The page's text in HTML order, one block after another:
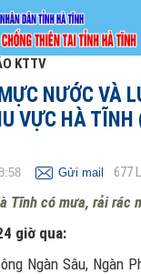
KTTV
NƯỚC VÀ
VỰC HÀ TĨNH
Gửi mail 677
Tĩnh có mưa, rải rác
giờ qua:
Ngàn Sâu, Ngàn